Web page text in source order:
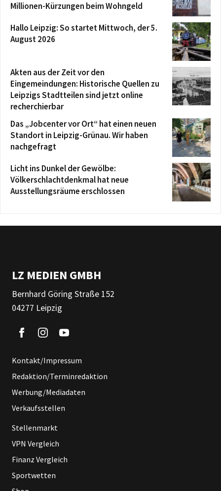
Millionen-Kürzungen beim Wohngeld
Hallo Leipzig: So startet Mittwoch, der 5.
August 2026
Akten aus der Zeit vor den
Eingemeindungen: Historische Quellen zu
Leipzigs Stadtteilen sind jetzt online
recherchierbar
Das „Jobcenter vor Ort“ hat einen neuen
Standort in Leipzig-Grünau. Wir haben
nachgefragt
Licht ins Dunkel der Gewölbe:
Völkerschlachtdenkmal hat neue
Ausstellungsräume erschlossen
LZ MEDIEN GMBH
Bernhard Göring Straße 152
04277 Leipzig
Kontakt/Impressum
Redaktion/Terminredaktion
Werbung/Mediadaten
Verkaufsstellen
Stellenmarkt
VPN Vergleich
Finanz Vergleich
Sportwetten